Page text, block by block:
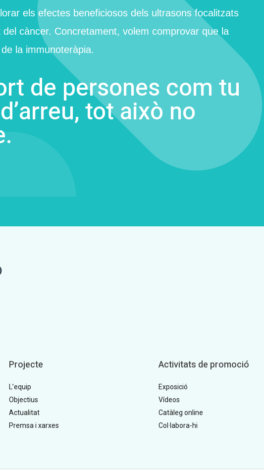
els efectes beneficiosos dels ultrasons focalitzats
càncer. Concretament, volem comprovar que la
la immunoteràpia.
de persones com tu
tot això no
Projecte
L’equip
Objectius
Actualitat
Premsa i xarxes
Activitats de promoció
Exposició
Vídeos
Catàleg online
Col·labora-hi